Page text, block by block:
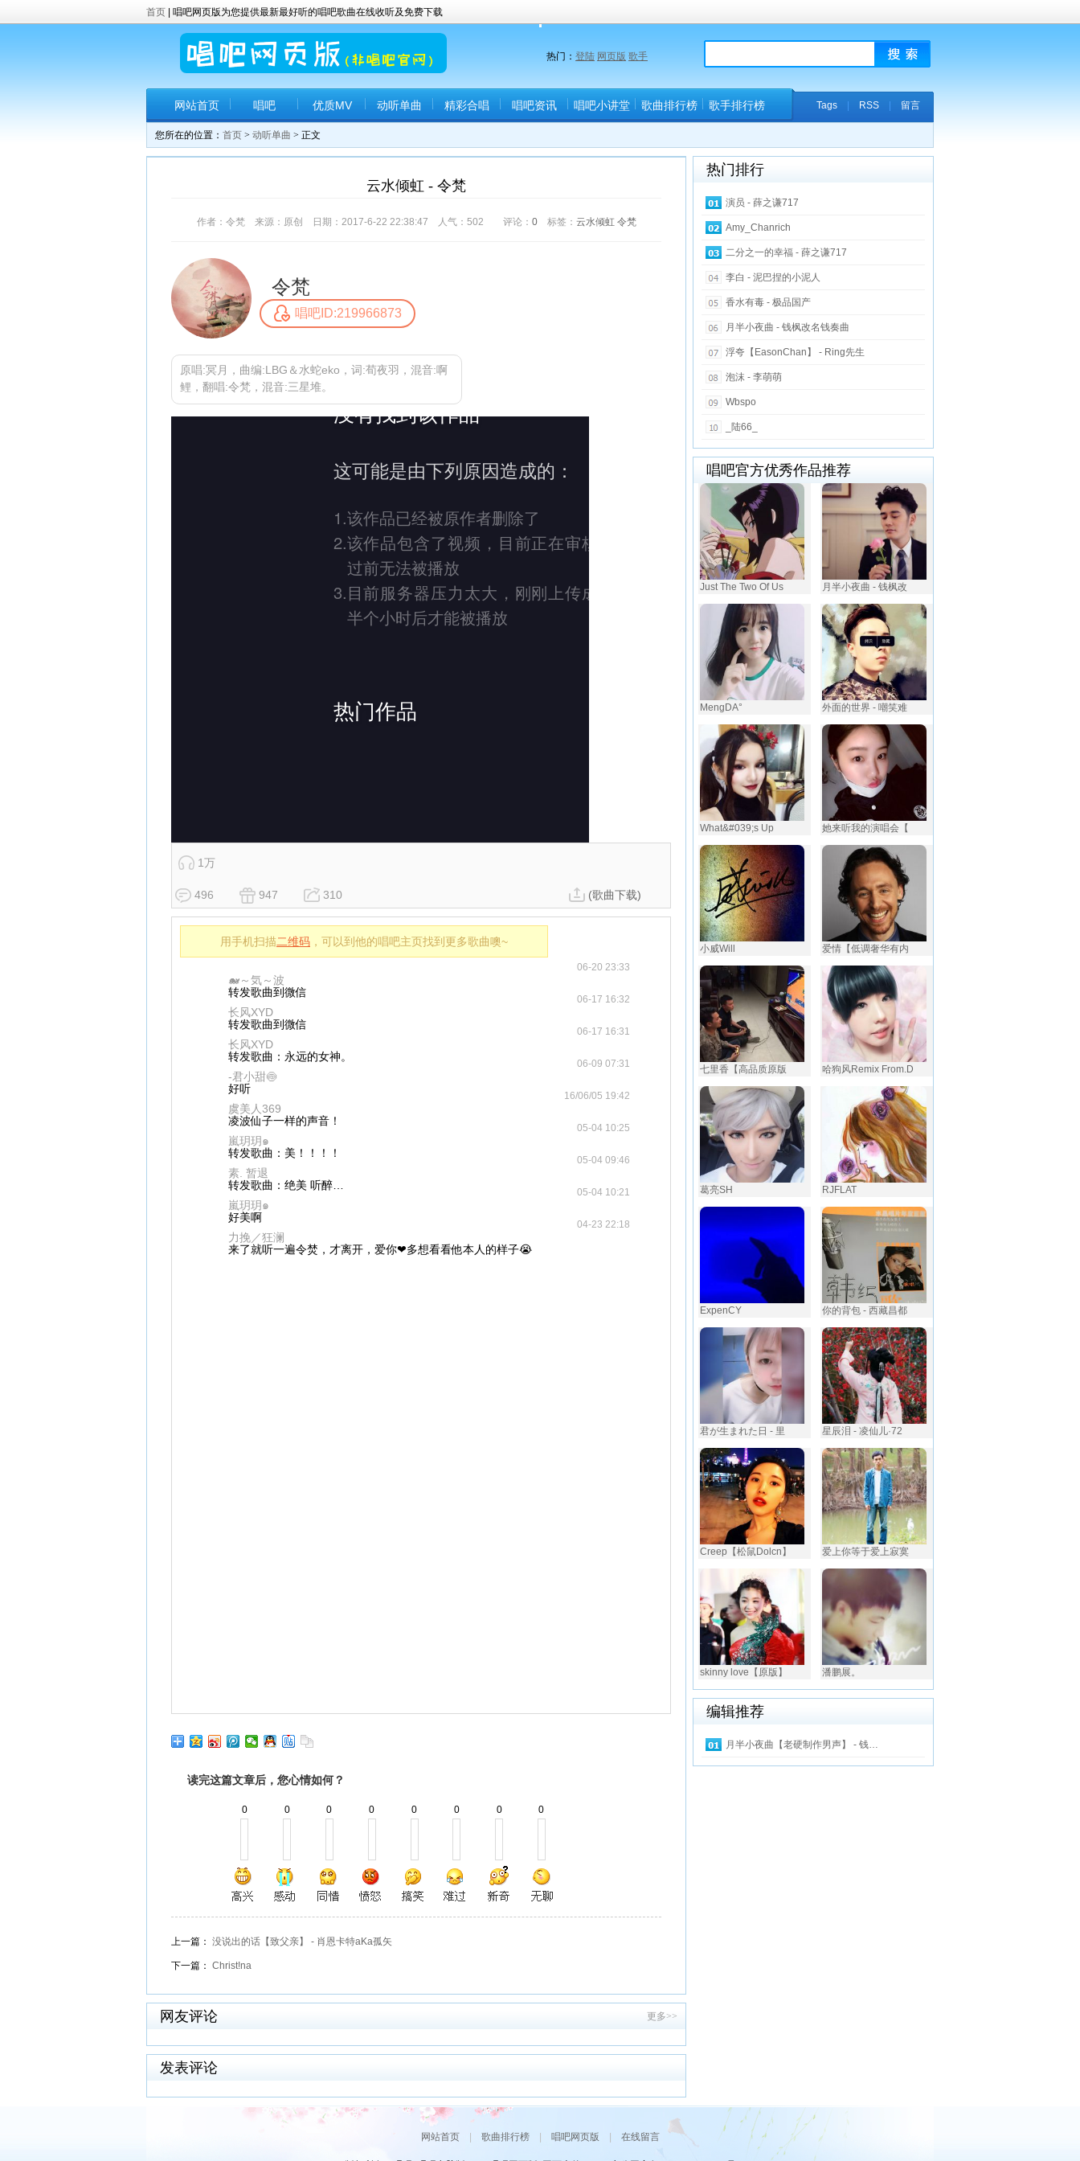
首页 | 唱吧网页版为您提供最新最好听的唱吧歌曲在线收听及免费下载
热门： 登陆 网页版 歌手
网站首页 唱吧 优质MV 动听单曲 精彩合唱 唱吧资讯 唱吧小讲堂 歌曲排行榜 歌手排行榜 Tags| RSS| 留言
您所在的位置： 首页 > 动听单曲 > 正文
云水倾虹 - 令梵
作者：令梵 来源：原创 日期：2017-6-22 22:38:47 人气： 502 评论： 0标签： 云水倾虹 令梵
令梵
唱吧ID:219966873
原唱:冥月，曲编:LBG＆水蛇eko，词:荀夜羽，混音:啊
鲤，翻唱:令梵，混音:三星堆。
1万
496 947 310 (歌曲下载)
用手机扫描二维码 ，可以到他的唱吧主页找到更多歌曲噢~
🐋～気～波
06-20 23:33
转发歌曲到微信
长风XYD
06-17 16:32
转发歌曲到微信
长风XYD
06-17 16:31
转发歌曲：永远的女神。
-君小甜🍥
06-09 07:31
好听
虞美人369
16/06/05 19:42
凌波仙子一样的声音！
嵐玥玥๑
05-04 10:25
转发歌曲：美！！！！
素. 暂退
05-04 09:46
转发歌曲：绝美 听醉…
嵐玥玥๑
05-04 10:21
好美啊
力挽／狂澜
04-23 22:18
来了就听一遍令焚，才离开，爱你❤多想看看他本人的样子😭
读完这篇文章后，您心情如何？
0 0 0 0 0 0 0 0
上一篇： 没说出的话【致父亲】 - 肖恩卡特aKa孤矢
下一篇： Christ!na
更多>>
网友评论
发表评论
热门排行
演员 - 薛之谦717
Amy_Chanrich
二分之一的幸福 - 薛之谦717
李白 - 泥巴捏的小泥人
香水有毒 - 极品国产
月半小夜曲 - 钱枫改名钱奏曲
浮夸【EasonChan】 - Ring先生
泡沫 - 李萌萌
Wbspo
_陆66_
唱吧官方优秀作品推荐
Just The Two Of Us 月半小夜曲 - 钱枫改
MengDA° 外面的世界 - 嘲笑难
What&#039;s Up 她来听我的演唱会【
小威Will 爱情【低调奢华有内
七里香【高品质原版 哈狗风Remix From.D
葛亮SH RJFLAT
ExpenCY 你的背包 - 西藏昌都
君が生まれた日 - 里 星辰泪 - 凌仙儿·72
Creep【松鼠Dolcn】 爱上你等于爱上寂寞
skinny love【原版】 潘鹏展。
编辑推荐
月半小夜曲【老硬制作男声】 - 钱…
网站首页| 歌曲排行榜| 唱吧网页版 在线留言